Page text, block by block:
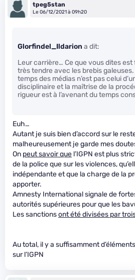
tpeg5stan
Le 06/12/2021 à 09h20
Glorfindel_Ildarion a dit:
Leur carrière… Ce que vous dites est
très tendre avec les brebis
temps des médias n’est pas celui
disciplinaire et la maîtrise de la
rigueur est à l’avenant du temps
Euh…
Autant je suis bien d’accord sur le
malheureusement je garde mes
On peut savoir que l’IGPN est plus
de la police que sur les violences,
indépendante et que la charge de la
apporter.
Amnesty International signale de
autorités supérieures pour que les
Les sanctionsont été divisées par
Au total, il y a suffisamment
sur l’IGPN